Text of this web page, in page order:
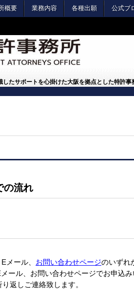
たサポートを心掛けた大阪を拠点とした特許事
概要 業務内容 各種出願 公式ブ
の流れ
メール、 お問い合わせページのいずれ
ール、お問い合わせページでお申込み
返しご連絡致します。